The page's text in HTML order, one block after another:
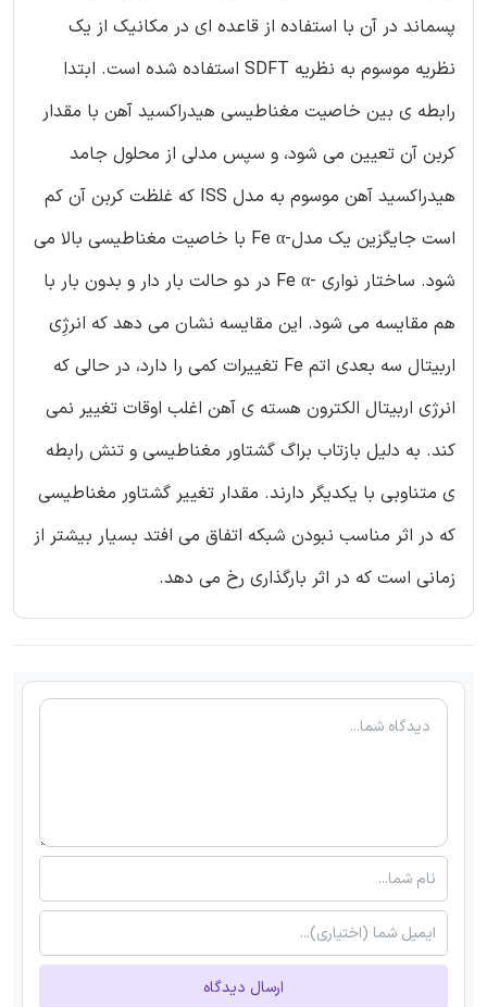
پسماند در آن با استفاده از قاعده ای در مکانیک از یک
نظریه موسوم به نظریه SDFT استفاده شده است. ابتدا
رابطه ی بین خاصیت مغناطیسی هیدراکسید آهن با مقدار
کربن آن تعیین می شود، و سپس مدلی از محلول جامد
هیدراکسید آهن موسوم به مدل ISS که غلظت کربن آن کم
است جایگزین یک مدل-Fe α با خاصیت مغناطیسی بالا می
شود. ساختار نواری -Fe α در دو حالت بار دار و بدون بار با
هم مقایسه می شود. این مقایسه نشان می دهد که انرژِی
اربیتال سه بعدی اتم Fe تغییرات کمی را دارد، در حالی که
انرژی اربیتال الکترون هسته ی آهن اغلب اوقات تغییر نمی
کند. به دلیل بازتاب براگ گشتاور مغناطیسی و تنش رابطه
ی متناوبی با یکدیگر دارند. مقدار تغییر گشتاور مغناطیسی
که در اثر مناسب نبودن شبکه اتفاق می افتد بسیار بیشتر از
زمانی است که در اثر بارگذاری رخ می دهد.
ارسال دیدگاه